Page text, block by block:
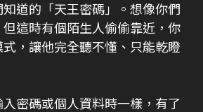
道的「天王密碼」。想像你們
這時有個陌生人偷偷靠近，你
，讓他完全聽不懂、只能乾瞪
密碼或個人資料時一樣，有了